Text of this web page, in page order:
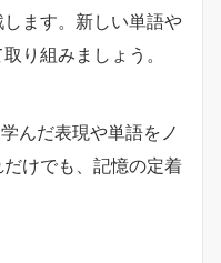
ます。新しい単語や
り組みましょう。
んだ表現や単語をノ
けでも、記憶の定着